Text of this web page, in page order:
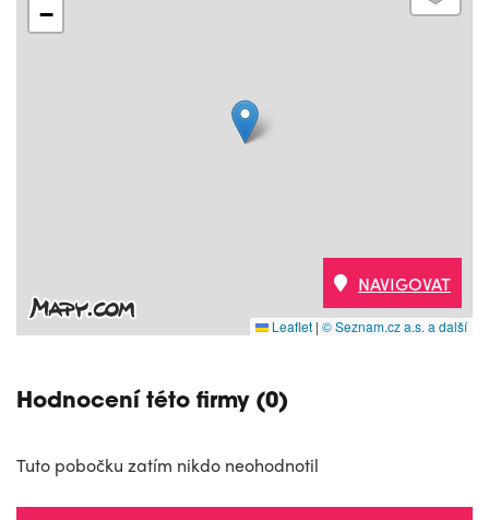
−
Leaflet | © Seznam.cz a.s. a další
NAVIGOVAT
Hodnocení této firmy (0)
Tuto pobočku zatím nikdo neohodnotil